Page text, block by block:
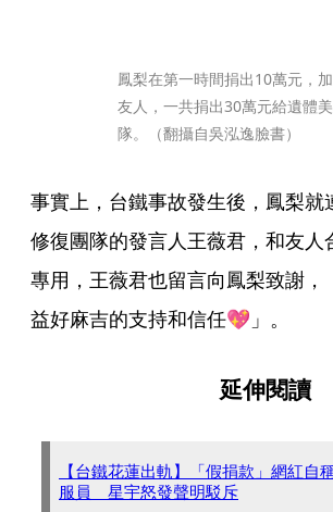
鳳梨在第一時間捐出10萬元，
友人，一共捐出30萬元給遺體
隊。（翻攝自吳泓逸臉書）
事實上，台鐵事故發生後，鳳梨就
修復團隊的發言人王薇君，和友人
專用，王薇君也留言向鳳梨致謝，
益好麻吉的支持和信任💖」。
延伸閱讀
【台鐵花蓮出軌】「假捐款」網紅自
服員 星宇怒發聲明駁斥